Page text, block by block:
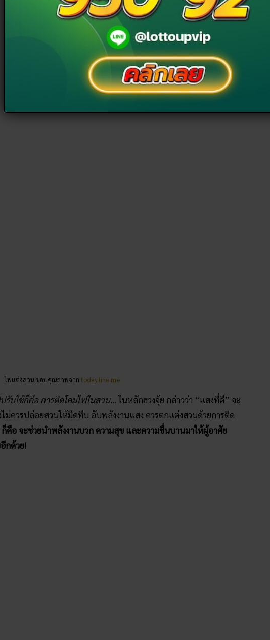
ไฟแต่งสวน ขอบคุณภาพจาก today.line.me
รับใช้ก็คือ การติดโคมไฟในสวน…ในหลักฮวงจุ้ย กล่าวว่า “แสงที่ดี” จะ
ไม่ควรปล่อยสวนให้มืดทึบ อับพลังงานแสง ควรตกแต่งสวนด้วยการติด
คือ จะช่วยนำพลังงานบวก ความสุข และความชื่นบานมาให้ผู้อาศัย
กด้วย!